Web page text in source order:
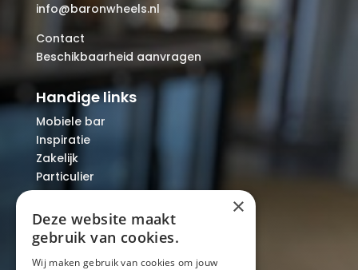
info@baronwheels.nl
Contact
Beschikbaarheid aanvragen
Handige links
Mobiele bar
Inspiratie
Zakelijk
Particulier
Over ons
Blog
Locaties
×
Deze website maakt
gebruik van cookies.
Wij maken gebruik van cookies om jouw